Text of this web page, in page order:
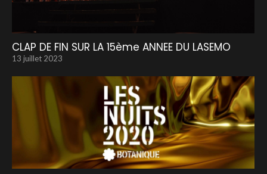
CLAP DE FIN SUR LA 15ème ANNEE DU LASEMO
13 juillet 2023